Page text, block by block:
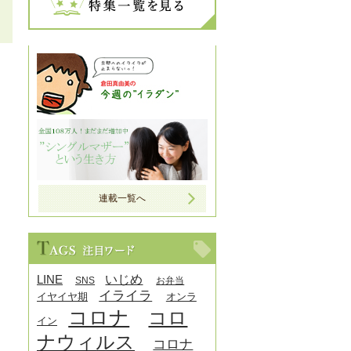
連載一覧へ
LINE SNS いじめ お弁当
イヤイヤ期 イライラ オンラ
イン コロナ
コロ
ナウィルス
コロナ